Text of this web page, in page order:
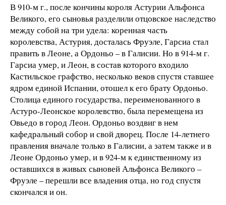
В 910-м г., после кончины короля Астурии Альфонса
Великого, его сыновья разделили отцовское наследство
между собой на три удела: коренная часть
королевства, Астурия, досталась Фруэле, Гарсиа стал
править в Леоне, а Ордоньо – в Галисии. Но в 914-м г.
Гарсиа умер, и Леон, в состав которого входило
Кастильское графство, несколько веков спустя ставшее
ядром единой Испании, отошел к его брату Ордоньо.
Столица единого государства, переименованного в
Астуро-Леонское королевство, была перемещена из
Овьедо в город Леон. Ордоньо воздвиг в нем
кафедральный собор и свой дворец. После 14-летнего
правления вначале только в Галисии, а затем также и в
Леоне Ордоньо умер, и в 924-м к единственному из
оставшихся в живых сыновей Альфонса Великого –
Фруэле – перешли все владения отца, но год спустя
скончался и он.